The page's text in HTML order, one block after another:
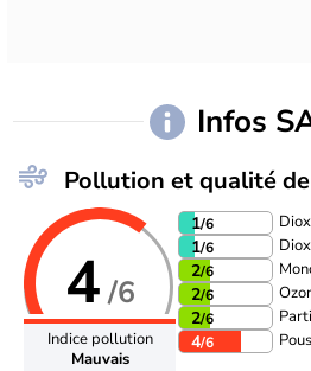
Infos
Pollution et qualité
4/6
Indice pollution
Mauvais
1/6
1/6
2/6
2/6
2/6
4/6